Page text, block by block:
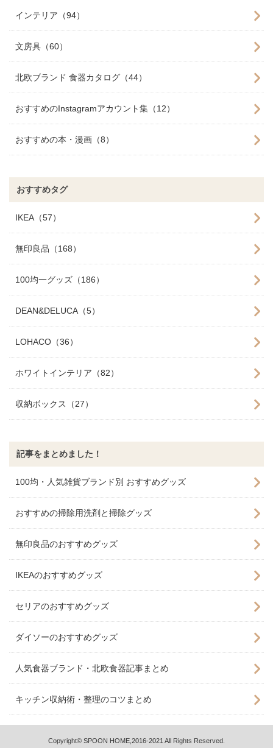
インテリア（94）
文房具（60）
北欧ブランド 食器カタログ（44）
おすすめのInstagramアカウント集（12）
おすすめの本・漫画（8）
おすすめタグ
IKEA（57）
無印良品（168）
100均一グッズ（186）
DEAN&DELUCA（5）
LOHACO（36）
ホワイトインテリア（82）
収納ボックス（27）
記事をまとめました！
100均・人気雑貨ブランド別 おすすめグッズ
おすすめの掃除用洗剤と掃除グッズ
無印良品のおすすめグッズ
IKEAのおすすめグッズ
セリアのおすすめグッズ
ダイソーのおすすめグッズ
人気食器ブランド・北欧食器記事まとめ
キッチン収納術・整理のコツまとめ
Copyright© SPOON HOME,2016-2021 All Rights Reserved.